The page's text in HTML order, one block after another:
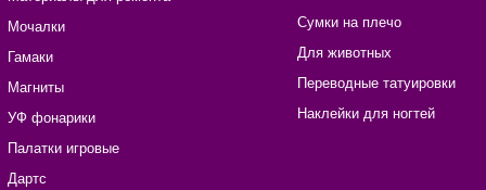
Мочалки
Гамаки
Магниты
УФ фонарики
Палатки игровые
Дартс
Сумки на плечо
Для животных
Переводные татуировки
Наклейки для ногтей